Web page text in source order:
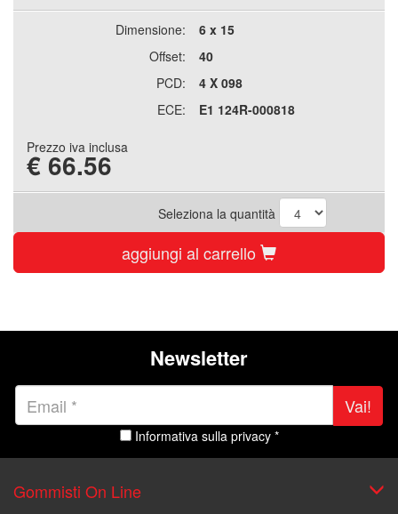
Dimensione:
6 x 15
Offset:
40
PCD:
4 X 098
ECE:
E1 124R-000818
Prezzo iva inclusa
€ 66.56
Seleziona la quantità
aggiungi al carrello
Newsletter
Vai!
Informativa sulla privacy *
Gommisti On Line